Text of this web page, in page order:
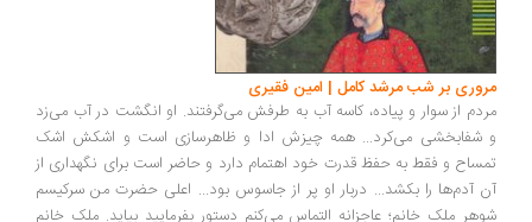
مروری بر شب مرشد کامل | امین فقیری
مردم از سوار و پیاده، کاسه آب به طرفش می‌گرفتند. او انگشت در آب می‌زد
و شفابخشی می‌کرد... همه چیزش ادا و ظاهرسازی است و اشکش اشک
تمساح و فقط به حفظ قدرت خود اهتمام دارد و حاضر است برای نگهداری از
آن آدم‌ها را بکشد... دربار او پر از جاسوس بود... اعلی حضرت من سرکیسم
شوهر ملک خانم؛ عاجزانه التماس می‌کنم دستور بفرمایید بیاید. ملک خانم